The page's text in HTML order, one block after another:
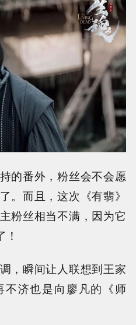
的番外，粉丝会不会愿
。而且，这次《有翡》
粉丝相当不满，因为它
，瞬间让人联想到王家
济也是向廖凡的《师